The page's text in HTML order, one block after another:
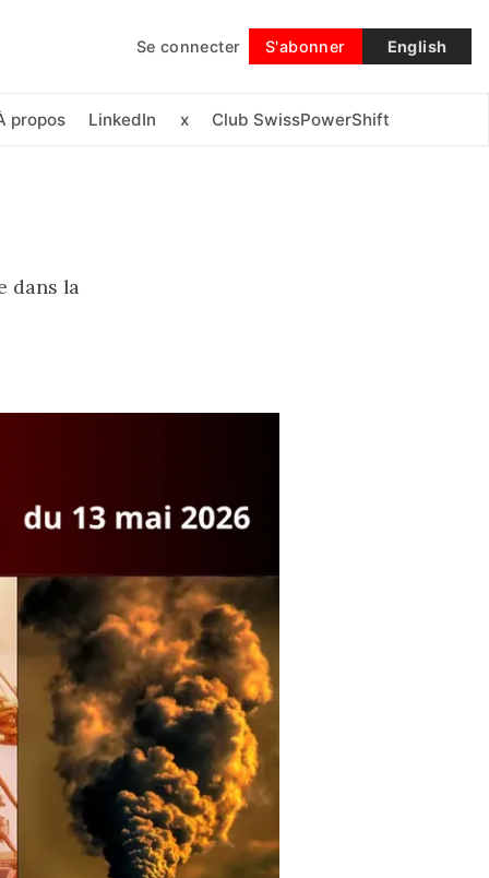
Se connecter S'abonner English
propos LinkedIn x Club SwissPowerShift
Suivre
dans la